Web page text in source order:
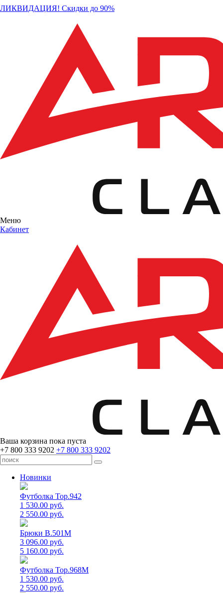
ЛИКВИДАЦИЯ! Скидки до 90%
Меню
Кабинет
Ваша корзина пока пуста
+7 800 333 9202 +7 800 333 9202
Новинки
Футболка Top.942
1 530.00 руб.
2 550.00 руб.
Брюки B.501M
3 096.00 руб.
5 160.00 руб.
Футболка Top.968M
1 530.00 руб.
2 550.00 руб.